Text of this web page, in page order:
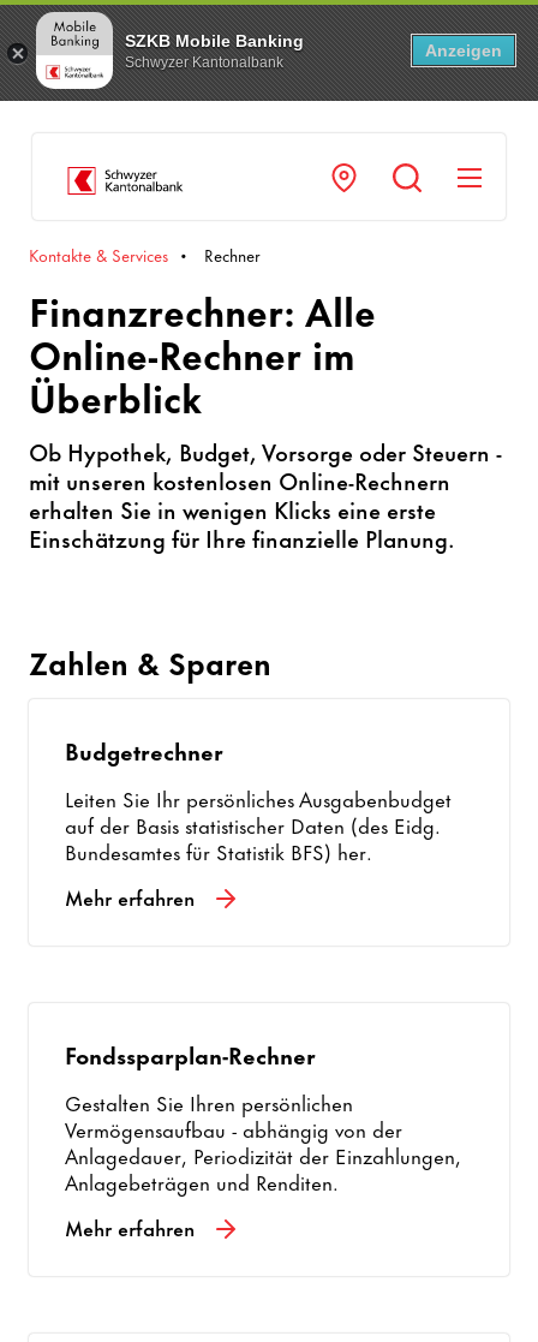
SZKB Mobile Banking
Schwyzer Kantonalbank
Anzeigen
Kontakte & Services Rechner
Finanzrechner: Alle
Online-Rechner im
Überblick
Ob Hypothek, Budget, Vorsorge oder Steuern -
mit unseren kostenlosen Online-Rechnern
erhalten Sie in wenigen Klicks eine erste
Einschätzung für Ihre finanzielle Planung.
Zahlen & Sparen
Budgetrechner
Leiten Sie Ihr persönliches Ausgabenbudget
auf der Basis statistischer Daten (des Eidg.
Bundesamtes für Statistik BFS) her.
Mehr erfahren
Fondssparplan-Rechner
Gestalten Sie Ihren persönlichen
Vermögensaufbau - abhängig von der
Anlagedauer, Periodizität der Einzahlungen,
Anlagebeträgen und Renditen.
Mehr erfahren